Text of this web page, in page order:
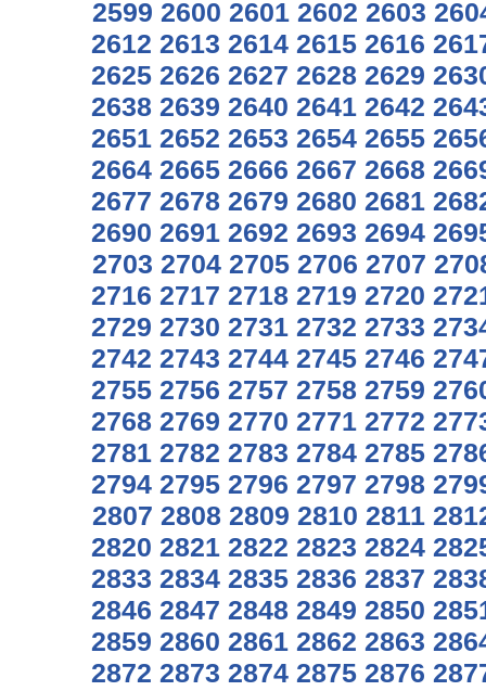
2599 2600 2601 2602 2603
2612 2613 2614 2615 2616
2625 2626 2627 2628 2629
2638 2639 2640 2641 2642
2651 2652 2653 2654 2655
2664 2665 2666 2667 2668
2677 2678 2679 2680 2681
2690 2691 2692 2693 2694
2703 2704 2705 2706 2707
2716 2717 2718 2719 2720
2729 2730 2731 2732 2733
2742 2743 2744 2745 2746
2755 2756 2757 2758 2759
2768 2769 2770 2771 2772
2781 2782 2783 2784 2785
2794 2795 2796 2797 2798
2807 2808 2809 2810 2811
2820 2821 2822 2823 2824
2833 2834 2835 2836 2837
2846 2847 2848 2849 2850
2859 2860 2861 2862 2863
2872 2873 2874 2875 2876